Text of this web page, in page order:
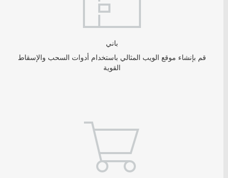
باني
قم بإنشاء موقع الويب المثالي باستخدام أدوات السحب والإسقاط
القوية